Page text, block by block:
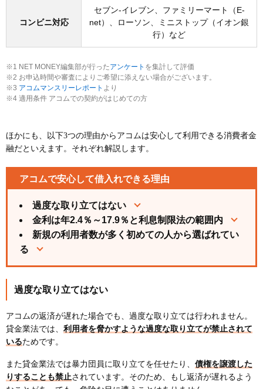
コンビニ対応
セブン-イレブン、ファミリーマート（E-
net）、ローソン、ミニストップ（イオン銀
行）など
※1 NET MONEY編集部が行ったアンケート を集計して評価
※2 お申込時間や審査によりご希望に添えない場合がございます。
※3 アコムマンスリーレポート より
※4 適用条件 アコムでの契約がはじめての方
ほかにも、以下3つの理由からアコムは安心して利用できる消費者金
融だといえます。それぞれ解説します。
アコムで安心して借入れできる理由
過度な取り立てはない
金利は年2.4％～17.9％と利息制限法の範囲内
新規の利用者数が多く初めての人から選ばれてい
る
過度な取り立てはない
アコムの返済が遅れた場合でも、過度な取り立ては行われません。
貸金業法では、 利用者を脅かすような過度な取り立てが禁止されて
いるためです。
また貸金業法では暴力団員に取り立てを任せたり、 債権を譲渡した
りすることも禁止されています。そのため、もし返済が遅れるよう